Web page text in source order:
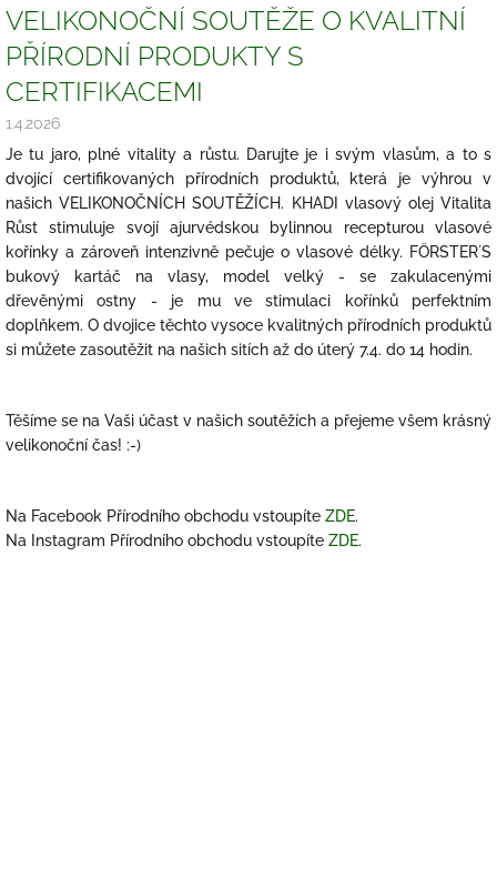
VELIKONOČNÍ SOUTĚŽE O KVALITNÍ
PŘÍRODNÍ PRODUKTY S
CERTIFIKACEMI
1.4.2026
Je tu jaro, plné vitality a růstu. Darujte je i svým vlasům, a to s
dvojící certifikovaných přírodních produktů, která je výhrou v
našich VELIKONOČNÍCH SOUTĚŽÍCH. KHADI vlasový olej Vitalita
Růst stimuluje svojí ajurvédskou bylinnou recepturou vlasové
kořínky a zároveň intenzivně pečuje o vlasové délky. FÖRSTER´S
bukový kartáč na vlasy, model velký - se zakulacenými
dřevěnými ostny - je mu ve stimulaci kořínků perfektním
doplňkem. O dvojice těchto vysoce kvalitných přírodních produktů
si můžete zasoutěžit na našich sitích až do úterý 7.4. do 14 hodin.
Těšíme se na Vaši účast v našich soutěžích a přejeme všem krásný
velikonoční čas! :-)
Na Facebook Přírodního obchodu vstoupíte ZDE.
Na Instagram Přírodního obchodu vstoupíte ZDE.